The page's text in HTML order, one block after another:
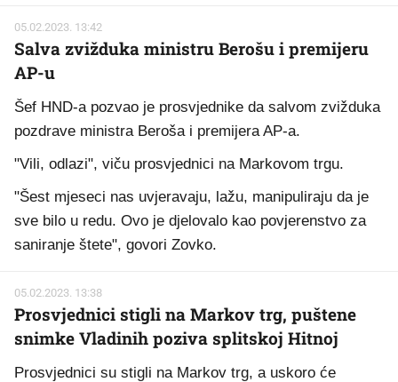
05.02.2023. 13:42
Salva zvižduka ministru Berošu i premijeru
AP-u
Šef HND-a pozvao je prosvjednike da salvom zvižduka
pozdrave ministra Beroša i premijera AP-a.
"Vili, odlazi", viču prosvjednici na Markovom trgu.
"Šest mjeseci nas uvjeravaju, lažu, manipuliraju da je
sve bilo u redu. Ovo je djelovalo kao povjerenstvo za
saniranje štete", govori Zovko.
05.02.2023. 13:38
Prosvjednici stigli na Markov trg, puštene
snimke Vladinih poziva splitskoj Hitnoj
Prosvjednici su stigli na Markov trg, a uskoro će